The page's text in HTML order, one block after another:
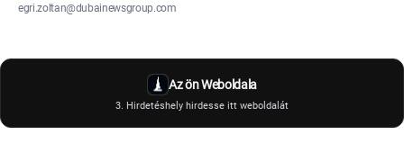
egri.zoltan@dubainewsgroup.com
Az ön Weboldala
3. Hirdetéshely hirdesse itt weboldalát